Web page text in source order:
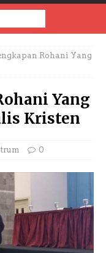
Rohani Yang
Yang
Kristen
0